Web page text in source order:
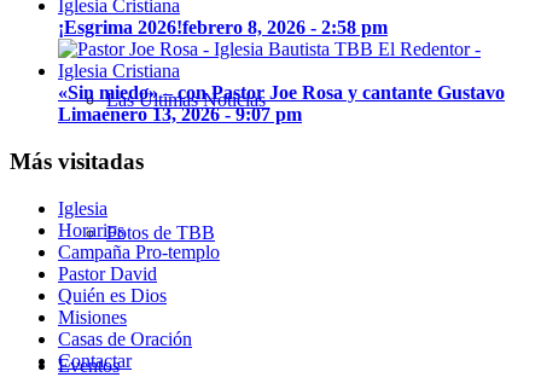
Las Últimas Noticias
Fotos de TBB
Eventos
¡Esgrima 2026!febrero 8, 2026 - 2:58 pm
«Sin miedo» – con Pastor Joe Rosa y cantante Gustavo
Limaenero 13, 2026 - 9:07 pm
Más visitadas
Iglesia
Horarios
Campaña Pro-templo
Pastor David
Quién es Dios
Misiones
Casas de Oración
Contactar